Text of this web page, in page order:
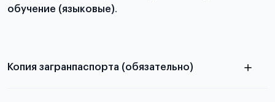
обучение (языковые).
Копия загранпаспорта (обязательно)